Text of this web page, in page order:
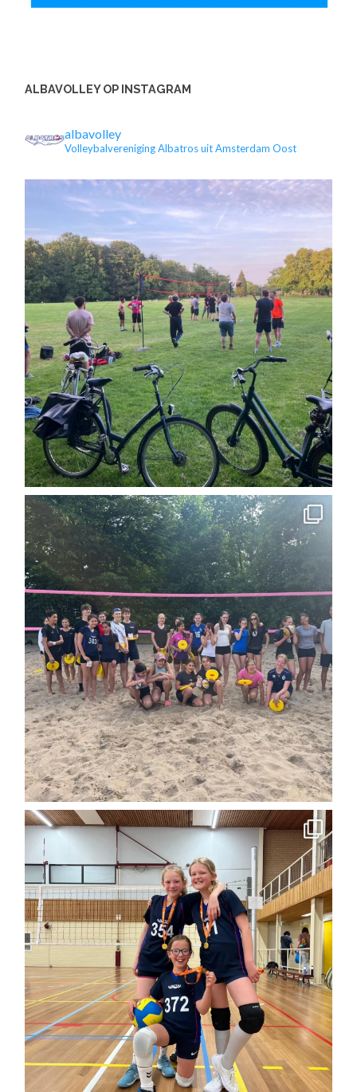
ALBAVOLLEY OP INSTAGRAM
albavolley
Volleybalvereniging Albatros uit Amsterdam Oost